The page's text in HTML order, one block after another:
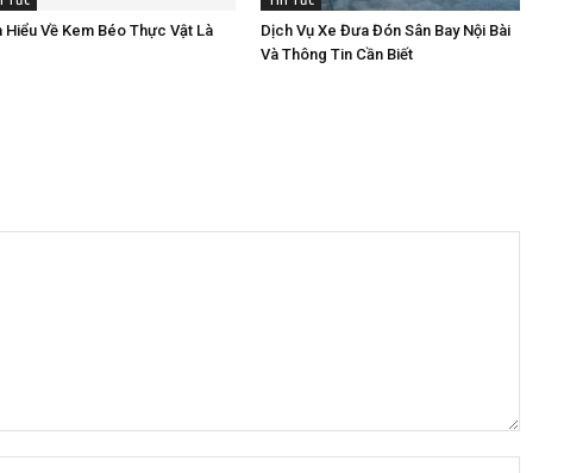
Hiểu Về Kem Béo Thực Vật Là
Dịch Vụ Xe Đưa Đón Sân Bay Nội Bài
Và Thông Tin Cần Biết